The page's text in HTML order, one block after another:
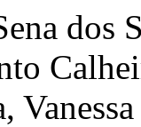
dos